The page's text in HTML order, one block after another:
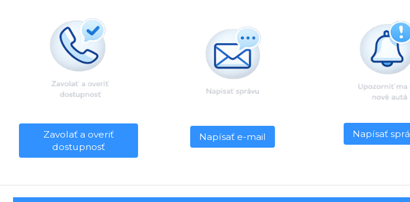
Zavolať a overiť
dostupnosť
Napísať e-mail Napísať